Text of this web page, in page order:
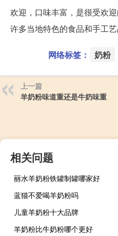
欢迎，口味丰富，是很受欢
许多当地特色的食品和手工
网络标签： 奶粉
上一篇
羊奶粉味道重还是牛奶味重
相关问题
丽水羊奶粉铁罐制罐哪家好
蓝猫不爱喝羊奶粉吗
儿童羊奶粉十大品牌
羊奶粉比牛奶粉哪个更好